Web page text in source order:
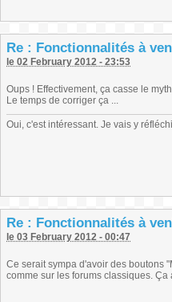
Re : Fonctionnalités à
le 02 February 2012 - 23:53
Oups ! Effectivement, ça casse le
Le temps de corriger ça ...
Oui, c'est intéressant. Je vais y
Re : Fonctionnalités à
le 03 February 2012 - 00:47
Ce serait sympa d'avoir des boutons
comme sur les forums classiques. Ça